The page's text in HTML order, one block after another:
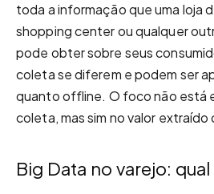
toda a informação que uma loja
shopping center ou qualquer
pode obter sobre seus
coleta se diferem e podem ser
quanto offline. O foco não está
coleta, mas sim no valor
Big Data no varejo: